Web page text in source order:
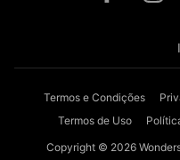
Termos e Condições
Termos de Uso
Copyright © 2026